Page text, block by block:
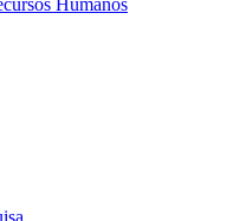
Humanos